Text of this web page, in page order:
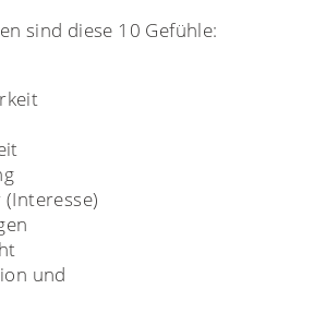
sind diese 10 Gefühle:
(Interesse)
und